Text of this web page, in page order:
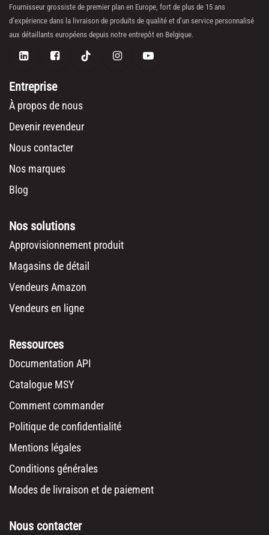
Fournisseur grossiste de premier plan en Europe, fort de plus de 15 ans
d’expérience dans la livraison de produits de qualité et d’un service personnalisé
aux détaillants européens depuis notre entrepôt en Belgique.
Entreprise
À propos de nous
Devenir revendeur
Nous contacter
Nos marques
Blog
Nos solutions
Approvisionnement produit
Magasins de détail
Vendeurs Amazon
Vendeurs en ligne
Ressources
Documentation API
Catalogue MSY
Comment commander
Politique de confidentialité
Mentions légales
Conditions générales
Modes de livraison et de paiement
Nous contacter